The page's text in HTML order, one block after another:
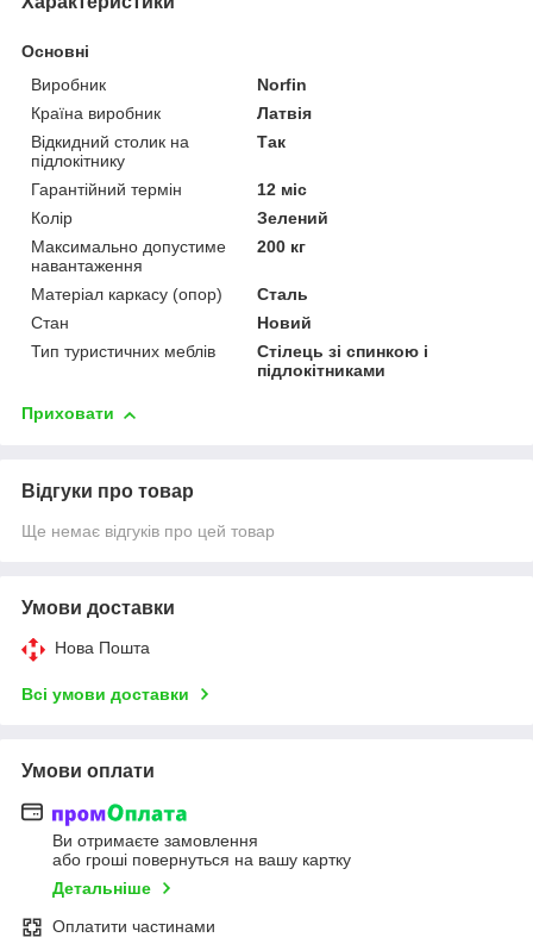
Основні
Виробник
Norfin
Країна виробник
Латвія
Відкидний столик на
підлокітнику
Так
Гарантійний термін
12 міс
Колір
Зелений
Максимально допустиме
навантаження
200 кг
Матеріал каркасу (опор)
Сталь
Стан
Новий
Тип туристичних меблів
Стілець зі спинкою і
підлокітниками
Приховати
Відгуки про товар
Ще немає відгуків про цей товар
Умови доставки
Нова Пошта
Всі умови доставки
Умови оплати
Ви отримаєте замовлення
або гроші повернуться на вашу картку
Детальніше
Оплатити частинами